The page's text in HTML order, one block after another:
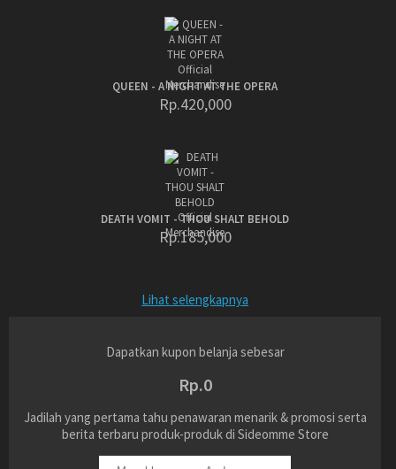
QUEEN - A NIGHT AT THE OPERA
Rp.420,000
DEATH VOMIT - THOU SHALT BEHOLD
Rp.185,000
Lihat selengkapnya
Dapatkan kupon belanja sebesar
Rp.0
Jadilah yang pertama tahu penawaran menarik & promosi serta
berita terbaru produk-produk di Sideomme Store